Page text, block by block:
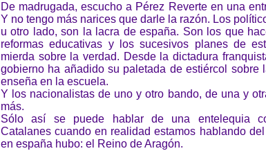
De madrugada, escucho a Pérez Reverte en una
Y no tengo más narices que darle la razón. Los
u otro lado, son la lacra de españa. Son los que
reformas educativas y los sucesivos planes de
mierda sobre la verdad. Desde la dictadura
gobierno ha añadido su paletada de estiércol sobre
enseña en la escuela.
Y los nacionalistas de uno y otro bando, de una y
más.
Sólo así se puede hablar de una entelequia
Catalanes cuando en realidad estamos hablando
en españa hubo: el Reino de Aragón.